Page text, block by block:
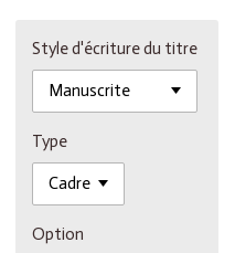
Style d'écriture du titre
Type
Option